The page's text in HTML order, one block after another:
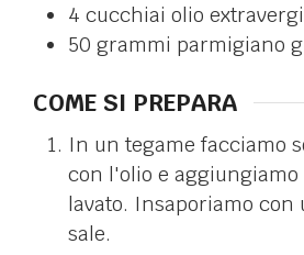
4 cucchiai olio
50 grammi parmigiano
COME SI PREPARA
In un tegame facciamo
con l'olio e aggiungiamo
lavato. Insaporiamo con
sale.